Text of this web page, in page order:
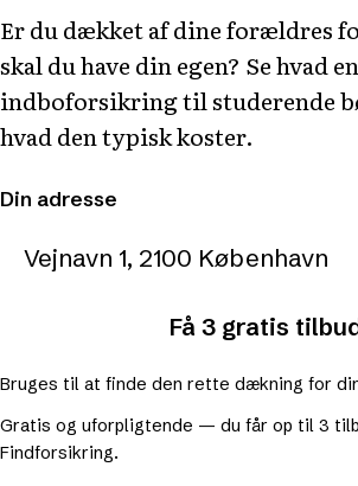
Er du dækket af dine forældres
skal du have din egen? Se hvad en
indboforsikring til studerende
hvad den typisk koster.
Din adresse
Få 3 gratis
Bruges til at finde den rette dækning for
Gratis og uforpligtende — du får op til 3
Findforsikring.